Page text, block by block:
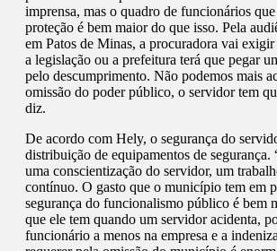
imprensa, mas o quadro de funcionários
proteção é bem maior do que isso. Pela
em Patos de Minas, a procuradora vai
a legislação ou a prefeitura terá que pegar
pelo descumprimento. Não podemos mais
omissão do poder público, o servidor tem
diz.
De acordo com Hely, o segurança do
distribuição de equipamentos de segurança.
uma conscientização do servidor, um
contínuo. O gasto que o município tem em
segurança do funcionalismo público é bem
que ele tem quando um servidor acidenta,
funcionário a menos na empresa e a